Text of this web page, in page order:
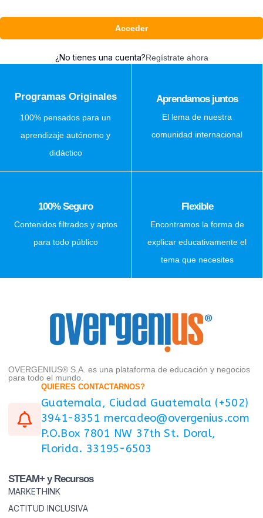
Acceder
¿No tienes una cuenta?Regístrate ahora
Programas Originales
100% pensados para un
aprendizaje autónomo y
didáctico
Aprendamos juntos
El lema de nuestra
comunidad internacional
100% Seguro
Contenidos filtrados y aptos
para todo público
Flexible
Encontramos la forma de
explicar educativamente el
tema que necesites
OVERGENIUS® S.A. es una plataforma de educación y negocios
para todo el mundo.
QUIERES CONTACTARNOS?
Guatemala, Ciudad Guatemala (+502)
3941-8351 mercadeo@overgenius.com
P.O.Box 7801 NW 37th St. Doral,
Florida. 33195-6503
STEAM+ y Recursos
MARKETHINK
ACTITUD INCLUSIVA